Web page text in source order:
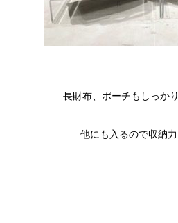
長財布、ポーチもしっか
他にも入るので収納